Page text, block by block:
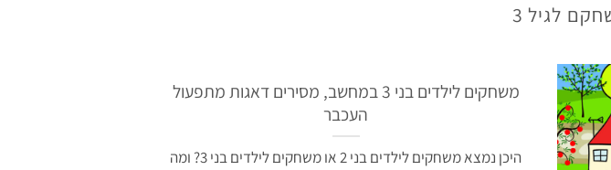
לגיל 3
משחקים לילדים בני 3 במחשב, מסירים דאגות מתפעול
העכבר
היכן נמצא משחקים לילדים בני 2 או משחקים לילדים בני 3? ומה